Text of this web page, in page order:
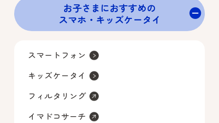
お子さまにおすすめの
スマホ・キッズケータイ​
スマートフォン
キッズケータイ
フィルタリング
イマドコサーチ